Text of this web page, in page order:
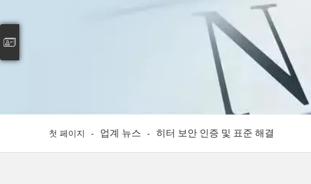
첫 페이지 - 업계 뉴스 - 히터 보안 인증 및 표준 해결